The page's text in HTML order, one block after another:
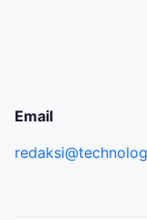
Email